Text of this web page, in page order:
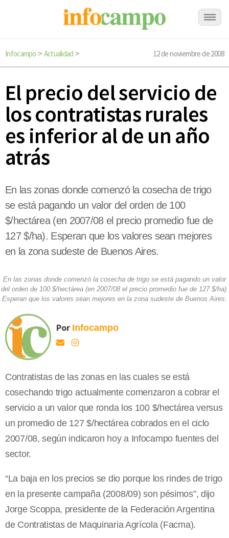
Infocampo > Actualidad > 12 de noviembre de 2008
El precio del servicio de
los contratistas rurales
es inferior al de un año
atrás
En las zonas donde comenzó la cosecha de trigo
se está pagando un valor del orden de 100
$/hectárea (en 2007/08 el precio promedio fue de
127 $/ha). Esperan que los valores sean mejores
en la zona sudeste de Buenos Aires.
En las zonas donde comenzó la cosecha de trigo se está pagando un valor
del orden de 100 $/hectárea (en 2007/08 el precio promedio fue de 127 $/ha).
Esperan que los valores sean mejores en la zona sudeste de Buenos Aires.
Por Infocampo
Contratistas de las zonas en las cuales se está
cosechando trigo actualmente comenzaron a cobrar el
servicio a un valor que ronda los 100 $/hectárea versus
un promedio de 127 $/hectárea cobrados en el ciclo
2007/08, según indicaron hoy a Infocampo fuentes del
sector.
“La baja en los precios se dio porque los rindes de trigo
en la presente campaña (2008/09) son pésimos”, dijo
Jorge Scoppa, presidente de la Federación Argentina
de Contratistas de Maquinaria Agrícola (Facma).